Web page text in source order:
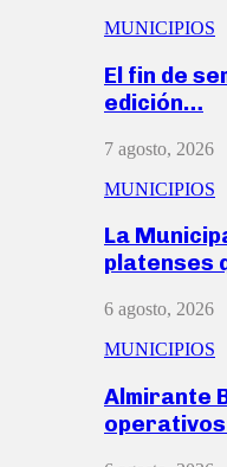
MUNICIPIOS
El fin de
edición…
7 agosto, 2026
MUNICIPIOS
La
platenses
6 agosto, 2026
MUNICIPIOS
Almirante